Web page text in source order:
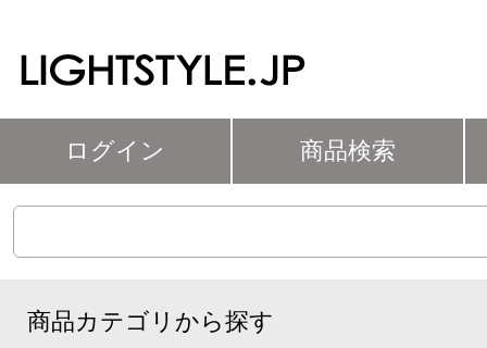
ログイン 商品検索
商品カテゴリから探す